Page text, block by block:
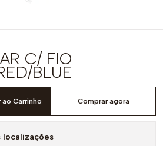
C/ FIO
BLUE
Carrinho Comprar agora
localizações